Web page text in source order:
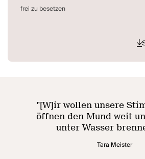
zwischen Wasser und Worten
ohne sich der Sprache der
frei zu besetzen
"[W]ir wollen unsere
öffnen den Mund weit
unter Wasser
Tara Meister